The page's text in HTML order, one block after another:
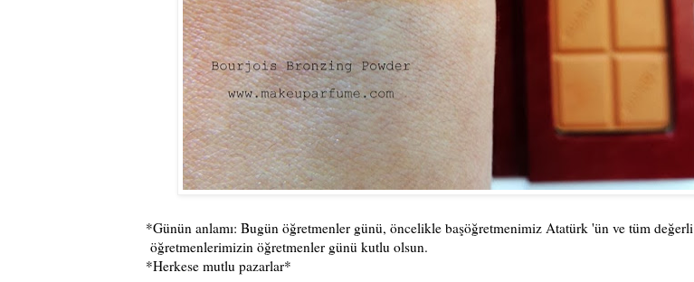
*Günün anlamı: Bugün öğretmenler günü, öncelikle başöğretmenimiz Atatürk 'ün ve tüm değerli
öğretmenlerimizin öğretmenler günü kutlu olsun.
*Herkese mutlu pazarlar*